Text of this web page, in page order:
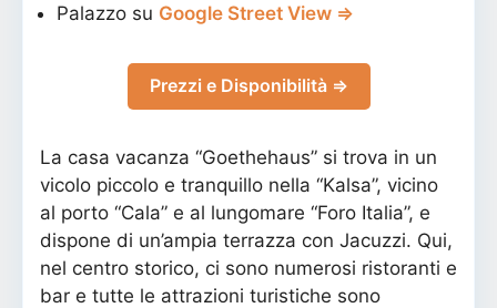
Palazzo su Google Street View ⇒
Prezzi e Disponibilità ⇒
La casa vacanza “Goethehaus” si trova in un
vicolo piccolo e tranquillo nella “Kalsa”, vicino
al porto “Cala” e al lungomare “Foro Italia”, e
dispone di un’ampia terrazza con Jacuzzi. Qui,
nel centro storico, ci sono numerosi ristoranti e
bar e tutte le attrazioni turistiche sono